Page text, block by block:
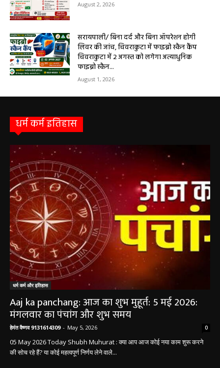
August 2, 2026
सरायपाली/ बिना दर्द और बिना ऑपरेशन होगी
लिवर की जांच, चिवराकुटा में फाइब्रो स्कैन कैंप
चिवराकुटा में 2 अगस्त को लगेगा अत्याधुनिक
फाइब्रो स्कैन...
August 1, 2026
धर्म कर्म इतिहास
धर्म कर्म और इतिहास
Aaj ka panchang: आज का शुभ मुहूर्त: 5 मई 2026:
मंगलवार का पंचांग और शुभ समय
हेमंत वैष्णव 9131614309 - May 5, 2026 0
05 May 2026 Today Shubh Muhurat : क्या आप आज कोई नया काम शुरू करने
की सोच रहे हैं? या कोई महत्वपूर्ण निर्णय लेने वाले...